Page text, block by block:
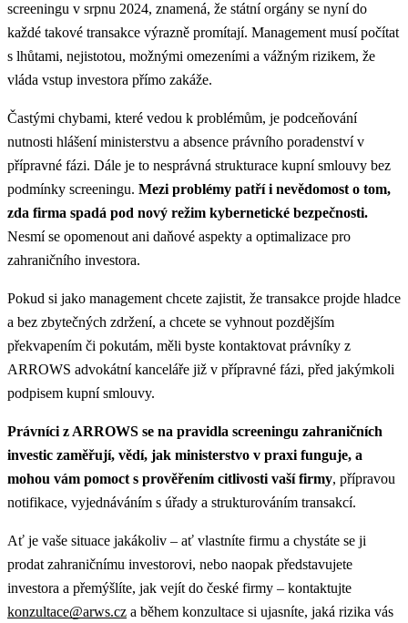
screeningu v srpnu 2024, znamená, že státní orgány se nyní do
každé takové transakce výrazně promítají. Management musí počítat
s lhůtami, nejistotou, možnými omezeními a vážným rizikem, že
vláda vstup investora přímo zakáže.
Častými chybami, které vedou k problémům, je podceňování
nutnosti hlášení ministerstvu a absence právního poradenství v
přípravné fázi. Dále je to nesprávná strukturace kupní smlouvy bez
podmínky screeningu. Mezi problémy patří i nevědomost o tom,
zda firma spadá pod nový režim kybernetické bezpečnosti.
Nesmí se opomenout ani daňové aspekty a optimalizace pro
zahraničního investora.
Pokud si jako management chcete zajistit, že transakce projde hladce
a bez zbytečných zdržení, a chcete se vyhnout pozdějším
překvapením či pokutám, měli byste kontaktovat právníky z
ARROWS advokátní kanceláře již v přípravné fázi, před jakýmkoli
podpisem kupní smlouvy.
Právníci z ARROWS se na pravidla screeningu zahraničních
investic zaměřují, vědí, jak ministerstvo v praxi funguje, a
mohou vám pomoct s prověřením citlivosti vaší firmy, přípravou
notifikace, vyjednáváním s úřady a strukturováním transakcí.
Ať je vaše situace jakákoliv – ať vlastníte firmu a chystáte se ji
prodat zahraničnímu investorovi, nebo naopak představujete
investora a přemýšlíte, jak vejít do české firmy – kontaktujte
konzultace@arws.cz a během konzultace si ujasníte, jaká rizika vás